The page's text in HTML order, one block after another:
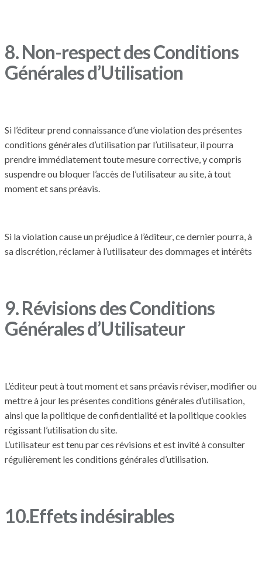
8. Non-respect des Conditions
Générales d’Utilisation
Si l’éditeur prend connaissance d’une violation des présentes
conditions générales d’utilisation par l’utilisateur, il pourra
prendre immédiatement toute mesure corrective, y compris
suspendre ou bloquer l’accès de l’utilisateur au site, à tout
moment et sans préavis.
Si la violation cause un préjudice à l’éditeur, ce dernier pourra, à
sa discrétion, réclamer à l’utilisateur des dommages et intérêts
9. Révisions des Conditions
Générales d’Utilisateur
L’éditeur peut à tout moment et sans préavis réviser, modifier ou
mettre à jour les présentes conditions générales d’utilisation,
ainsi que la politique de confidentialité et la politique cookies
régissant l’utilisation du site.
L’utilisateur est tenu par ces révisions et est invité à consulter
régulièrement les conditions générales d’utilisation.
10.Effets indésirables